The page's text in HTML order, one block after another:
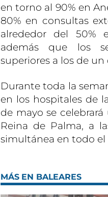
en torno al 90% en
80% en consultas
alrededor del 50%
además que los
superiores a los de un
Durante toda la
en los hospitales de
de mayo se
Reina de Palma, a
simultánea en todo el
MÁS EN BALEARES